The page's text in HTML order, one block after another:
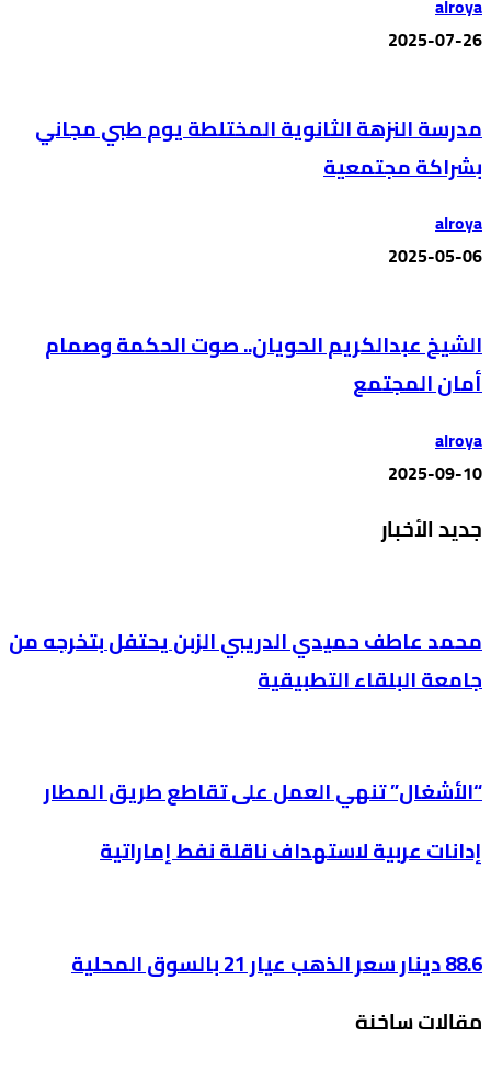
alroya
2025-07-26
مدرسة النزهة الثانوية المختلطة يوم طبي مجاني
بشراكة مجتمعية
alroya
2025-05-06
الشيخ عبدالكريم الحويان.. صوت الحكمة وصمام
أمان المجتمع
alroya
2025-09-10
جديد الأخبار
محمد عاطف حميدي الدريبي الزبن يحتفل بتخرجه من
جامعة البلقاء التطبيقية
“الأشغال” تنهي العمل على تقاطع طريق المطار
إدانات عربية لاستهداف ناقلة نفط إماراتية
88.6 دينار سعر الذهب عيار 21 بالسوق المحلية
مقالات ساخنة